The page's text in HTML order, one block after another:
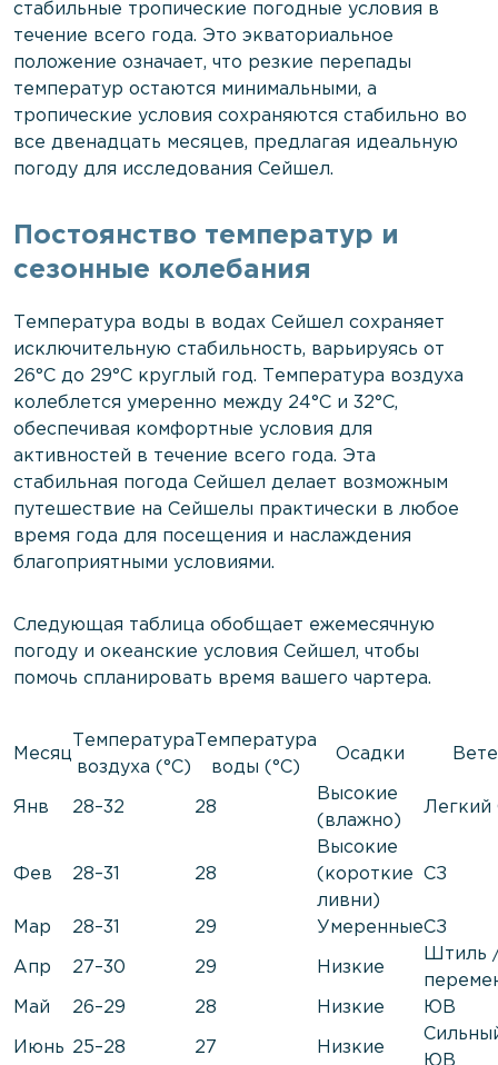
стабильные тропические погодные условия в
течение всего года. Это экваториальное
положение означает, что резкие перепады
температур остаются минимальными, а
тропические условия сохраняются стабильно во
все двенадцать месяцев, предлагая идеальную
погоду для исследования Сейшел.
Постоянство температур и
сезонные колебания
Температура воды в водах Сейшел сохраняет
исключительную стабильность, варьируясь от
26°C до 29°C круглый год. Температура воздуха
колеблется умеренно между 24°C и 32°C,
обеспечивая комфортные условия для
активностей в течение всего года. Эта
стабильная погода Сейшел делает возможным
путешествие на Сейшелы практически в любое
время года для посещения и наслаждения
благоприятными условиями.
Следующая таблица обобщает ежемесячную
погоду и океанские условия Сейшел, чтобы
помочь спланировать время вашего чартера.
Месяц
Температура
воздуха (°C)
Температура
воды (°C)
Осадки
Янв 28–32 28
Высокие
(влажно)
Легкий
Фев 28–31 28
Высокие
(короткие
ливни)
СЗ
Мар 28–31 29 УмеренныеСЗ
Апр 27–30 29 Низкие
Штиль
Май
26–29 28 Низкие ЮВ
Июнь 25–28 27 Низкие
ЮВ